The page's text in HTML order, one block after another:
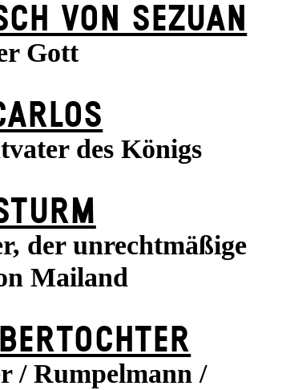
VON SEZUAN
Gott
des Königs
der unrechtmäßige
Mailand
/ Rumpelmann /